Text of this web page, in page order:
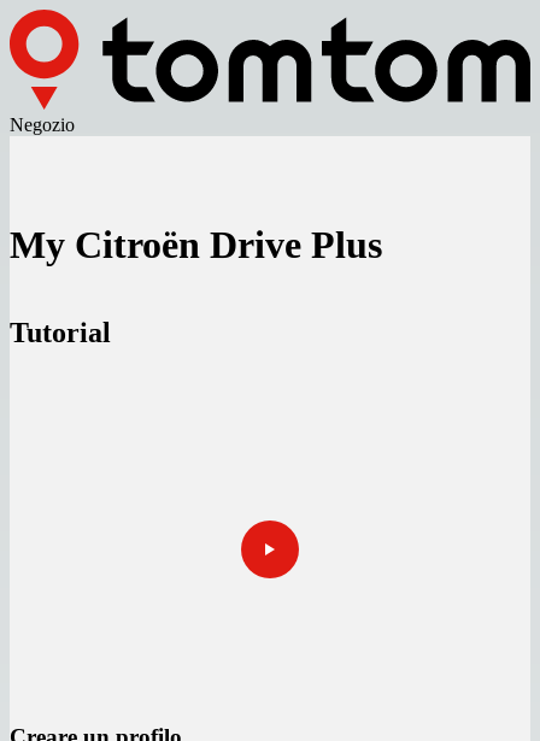
Negozio
My Citroën Drive Plus
Tutorial